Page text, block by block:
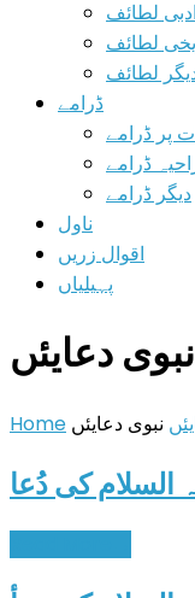
ادبی لطائف
لطائف
لطائف
ڈرامے
پر ڈرامے
ڈرامے
دیگر ڈرامے
ناول
اقوال زریں
پہیلیاں
نبوی دعایئں
Home نبوی دعایئں
السلام کی دُعا